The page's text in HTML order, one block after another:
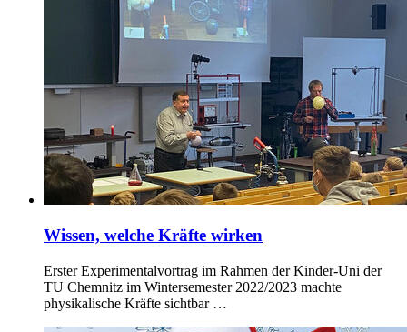
Wissen, welche Kräfte wirken
Erster Experimentalvortrag im Rahmen der Kinder-Uni der
TU Chemnitz im Wintersemester 2022/2023 machte
physikalische Kräfte sichtbar …